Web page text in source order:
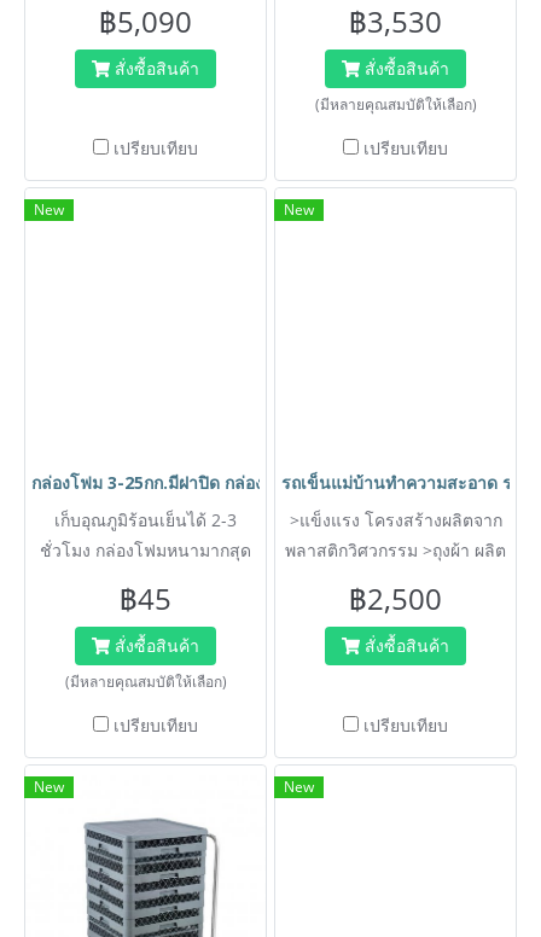
ก505xย420xส760 mm.
฿5,090
สั่งซื้อสินค้า
เปรียบเทียบ
ถอดออกและประกอบได้โดยไม่
ต้องใช้เครื่องมือ สำหรับใช้ใน
บ้าน ,ขายสินค้า,ธุรกิจ,คลัง
฿3,530
สั่งซื้อสินค้า
(มีหลายคุณสมบัติให้เลือก)
เปรียบเทียบ
New
กล่องโฟม 3-25กก.มีฝาปิด กล่องเก็บอาหาร ลังโฟม กล่องเก็บความเ
เก็บอุณภูมิร้อนเย็นได้ 2-3
ชั่วโมง กล่องโฟมหนามากสุด
฿45
สั่งซื้อสินค้า
(มีหลายคุณสมบัติให้เลือก)
เปรียบเทียบ
New
รถเข็นแม่บ้านทำความสะอาด รถเ
>แข็งแรง โครงสร้างผลิตจาก
พลาสติกวิศวกรรม >ถุงผ้า ผลิต
ง่าย
฿2,500
สั่งซื้อสินค้า
เปรียบเทียบ
New New